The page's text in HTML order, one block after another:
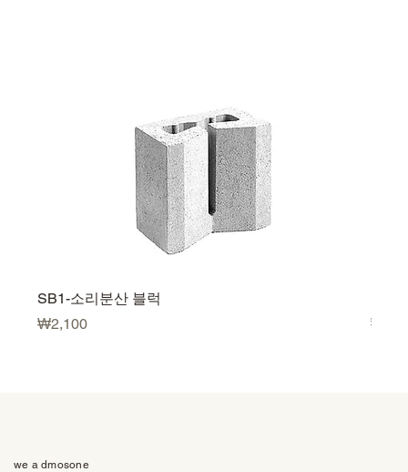
SB1-소리분산 블럭
価格
₩2,100
価格
we a dmosone